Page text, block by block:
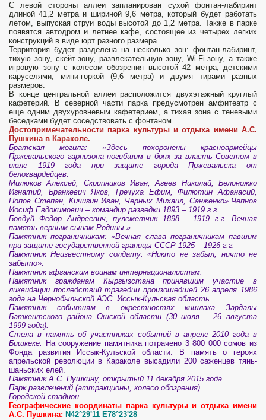
С левой стороны аллеи запланирован сухой фонтан-лабиринт
длиной 41,2 метра и шириной 9,6 метра, который будет работать
летом, выпуская струи воды высотой до 1,2 метра. Также в парке
появятся автодром и летнее кафе, состоящее из четырех легких
конструкций в виде юрт разного размера.
Территория будет разделена на несколько зон: фонтан-лабиринт,
тихую зону, скейт-зону, развлекательную зону, Wi-Fi-зону, а также
игровую зону с колесом обозрения высотой 42 метра, детскими
каруселями, мини-горкой (9,6 метра) и двумя тирами разных
размеров.
В конце центральной аллеи расположится двухэтажный круглый
кафетерий. В северной части парка предусмотрен амфитеатр с
еще одним двухуровневым кафетерием, а тихая зона с теневыми
беседками будет соседствовать с фонтаном.
Достопримечательности парка культуры и отдыха имени А.С.
Пушкина в Караколе.
Братская могила: «Здесь похоронены красноармейцы
Пржевальского гарнизона погибшим в боях за власть Советом в
июле 1919 года при защите города Пржевальска от
белогвардейцев.
Милюков Алексей, Скрипников Иван, Агеев Николай, Белоножко
Игнатий, Бранкевич Яков, Гречуха Ефим, Филютин Афанасий,
Попов Степан, Кичигин Иван, Черных Михаил, Санженко».Чепнов
Иосиф Евдокимович – командир разведки 1893 – 1919 г.г.
Бовдуй Федор Андреевич, пулеметчик 1898 – 1919 г.г. Вечная
память верным сынам Родины.»
Памятник пограничникам: «Вечная слава пограничникам павшим
при защите государственной границы СССР 1925 – 1926 г.г.
Памятник Неизвестному солдату: «Никто не забыл, ничто не
забыто».
Памятник афганским воинам интернационалистам.
Памятник гражданам Кыргызстана принявшим участие в
ликвидации последствий трагедии произошедшей 26 апреля 1986
года на Чернобыльской АЭС. Иссык-Кульская область.
Памятник событиям в окрестностях кишлака Зардалы
Баткентского района Ошской области (30 июля – 26 августа
1999 года).
Стела в память об участниках событий в апреле 2010 года в
Бишкеке.
На сооружение памятника потрачено 3 800 000 сомов из
Фонда развития Иссык-Кульской области. В память о героях
апрельской революции в Караколе высадили 200 саженцев тянь-
шаньских елей.
Памятник А.С. Пушкину, открытый 11 декабря 2015 года.
Парк развлечений (аттракционы, колесо обозрения).
Городской стадион.
Географические координаты парка культуры и отдыха имени
А.С. Пушкина: N42°29'11 E78°23'28